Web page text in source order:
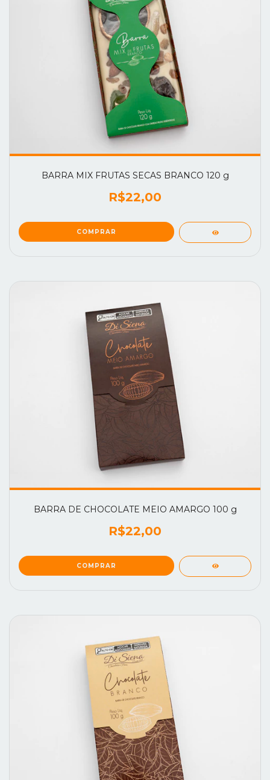
BARRA MIX FRUTAS SECAS BRANCO 120 g
R$22,00
BARRA DE CHOCOLATE MEIO AMARGO 100 g
R$22,00